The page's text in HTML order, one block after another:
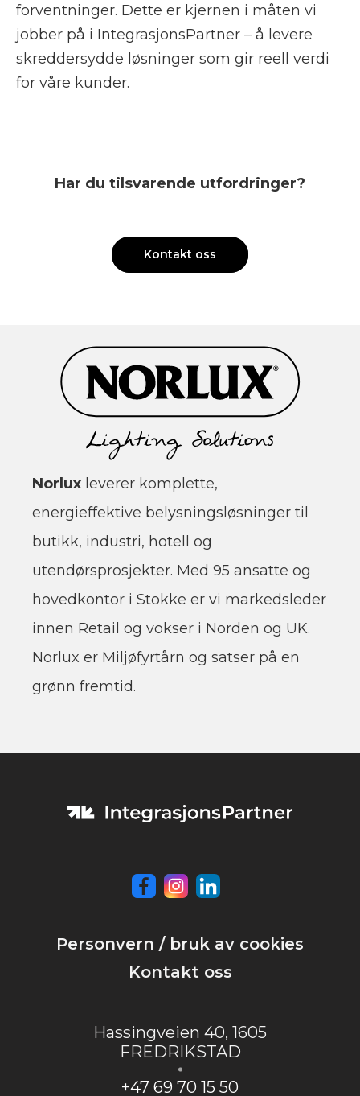
forventninger. Dette er kjernen i måten vi
jobber på i IntegrasjonsPartner – å levere
skreddersydde løsninger som gir reell verdi
for våre kunder.
Har du tilsvarende utfordringer?
Kontakt oss
Norlux leverer komplette,
energieffektive belysningsløsninger til
butikk, industri, hotell og
utendørsprosjekter. Med 95 ansatte og
hovedkontor i Stokke er vi markedsleder
innen Retail og vokser i Norden og UK.
Norlux er Miljøfyrtårn og satser på en
grønn fremtid.
Personvern / bruk av cookies
Kontakt oss
Hassingveien 40, 1605
FREDRIKSTAD
+47 69 70 15 50